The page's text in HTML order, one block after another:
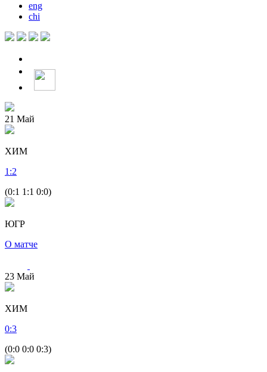
eng
chi
21 Май
ХИМ
1 :2
(0:1 1:1 0:0)
ЮГР
О матче
23 Май
ХИМ
0:3
(0:0 0:0 0:3)